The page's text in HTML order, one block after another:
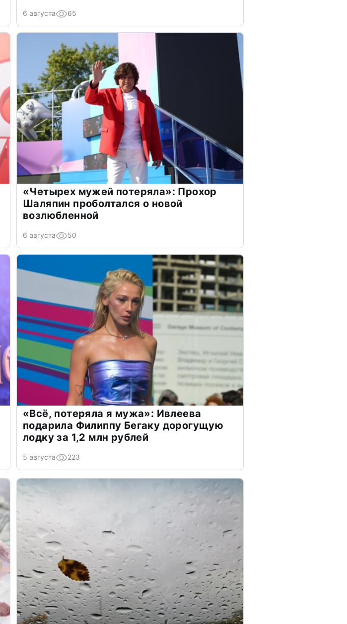
6 августа 65
«Четырех мужей потеряла»: Прохор
Шаляпин проболтался о новой
возлюбленной
6 августа 50
«Всё, потеряла я мужа»: Ивлеева
подарила Филиппу Бегаку дорогущую
лодку за 1,2 млн рублей
5 августа 223